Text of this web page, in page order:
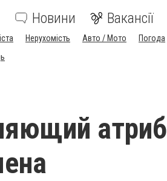
Новини Вакансії
Нерухомість Авто / Мото Погода